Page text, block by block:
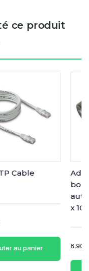
ce produit
Cable
au panier
x 10
6.90